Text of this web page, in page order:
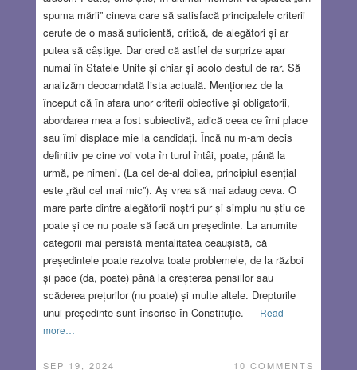
spuma mării” cineva care să satisfacă principalele criterii
cerute de o masă suficientă, critică, de alegători și ar
putea să câștige. Dar cred că astfel de surprize apar
numai în Statele Unite și chiar și acolo destul de rar. Să
analizăm deocamdată lista actuală. Menționez de la
început că în afara unor criterii obiective și obligatorii,
abordarea mea a fost subiectivă, adică ceea ce îmi place
sau îmi displace mie la candidați. Încă nu m-am decis
definitiv pe cine voi vota în turul întâi, poate, până la
urmă, pe nimeni. (La cel de-al doilea, principiul esențial
este „răul cel mai mic”). Aș vrea să mai adaug ceva. O
mare parte dintre alegătorii noștri pur și simplu nu știu ce
poate și ce nu poate să facă un președinte. La anumite
categorii mai persistă mentalitatea ceaușistă, că
președintele poate rezolva toate problemele, de la război
și pace (da, poate) până la creșterea pensiilor sau
scăderea prețurilor (nu poate) și multe altele. Drepturile
unui președinte sunt înscrise în Constituție.
Read
more…
SEP 19, 2024 10 COMMENTS